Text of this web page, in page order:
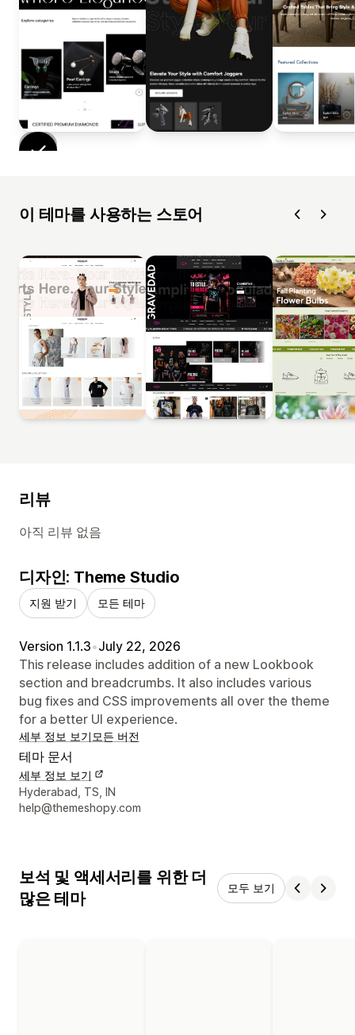
이 테마를 사용하는 스토어
리뷰
아직 리뷰 없음
디자인: Theme Studio
지원 받기 모든 테마
Version 1.1.3•July 22, 2026
This release includes addition of a new Lookbook
section and breadcrumbs. It also includes various
bug fixes and CSS improvements all over the theme
for a better UI experience.
세부 정보 보기 모든 버전
테마 문서
세부 정보 보기
디자이너 연락처 세부 정보
Hyderabad, TS, IN
help@themeshopy.com
보석 및 액세서리를 위한 더
많은 테마
모두 보기